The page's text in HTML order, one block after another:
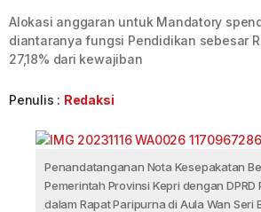
Alokasi anggaran untuk Mandatory
diantaranya fungsi Pendidikan sebesar
27,18% dari kewajiban
Penulis : Redaksi
Penandatanganan Nota Kesepakatan
Pemerintah Provinsi Kepri dengan DPRD
dalam Rapat Paripurna di Aula Wan Seri